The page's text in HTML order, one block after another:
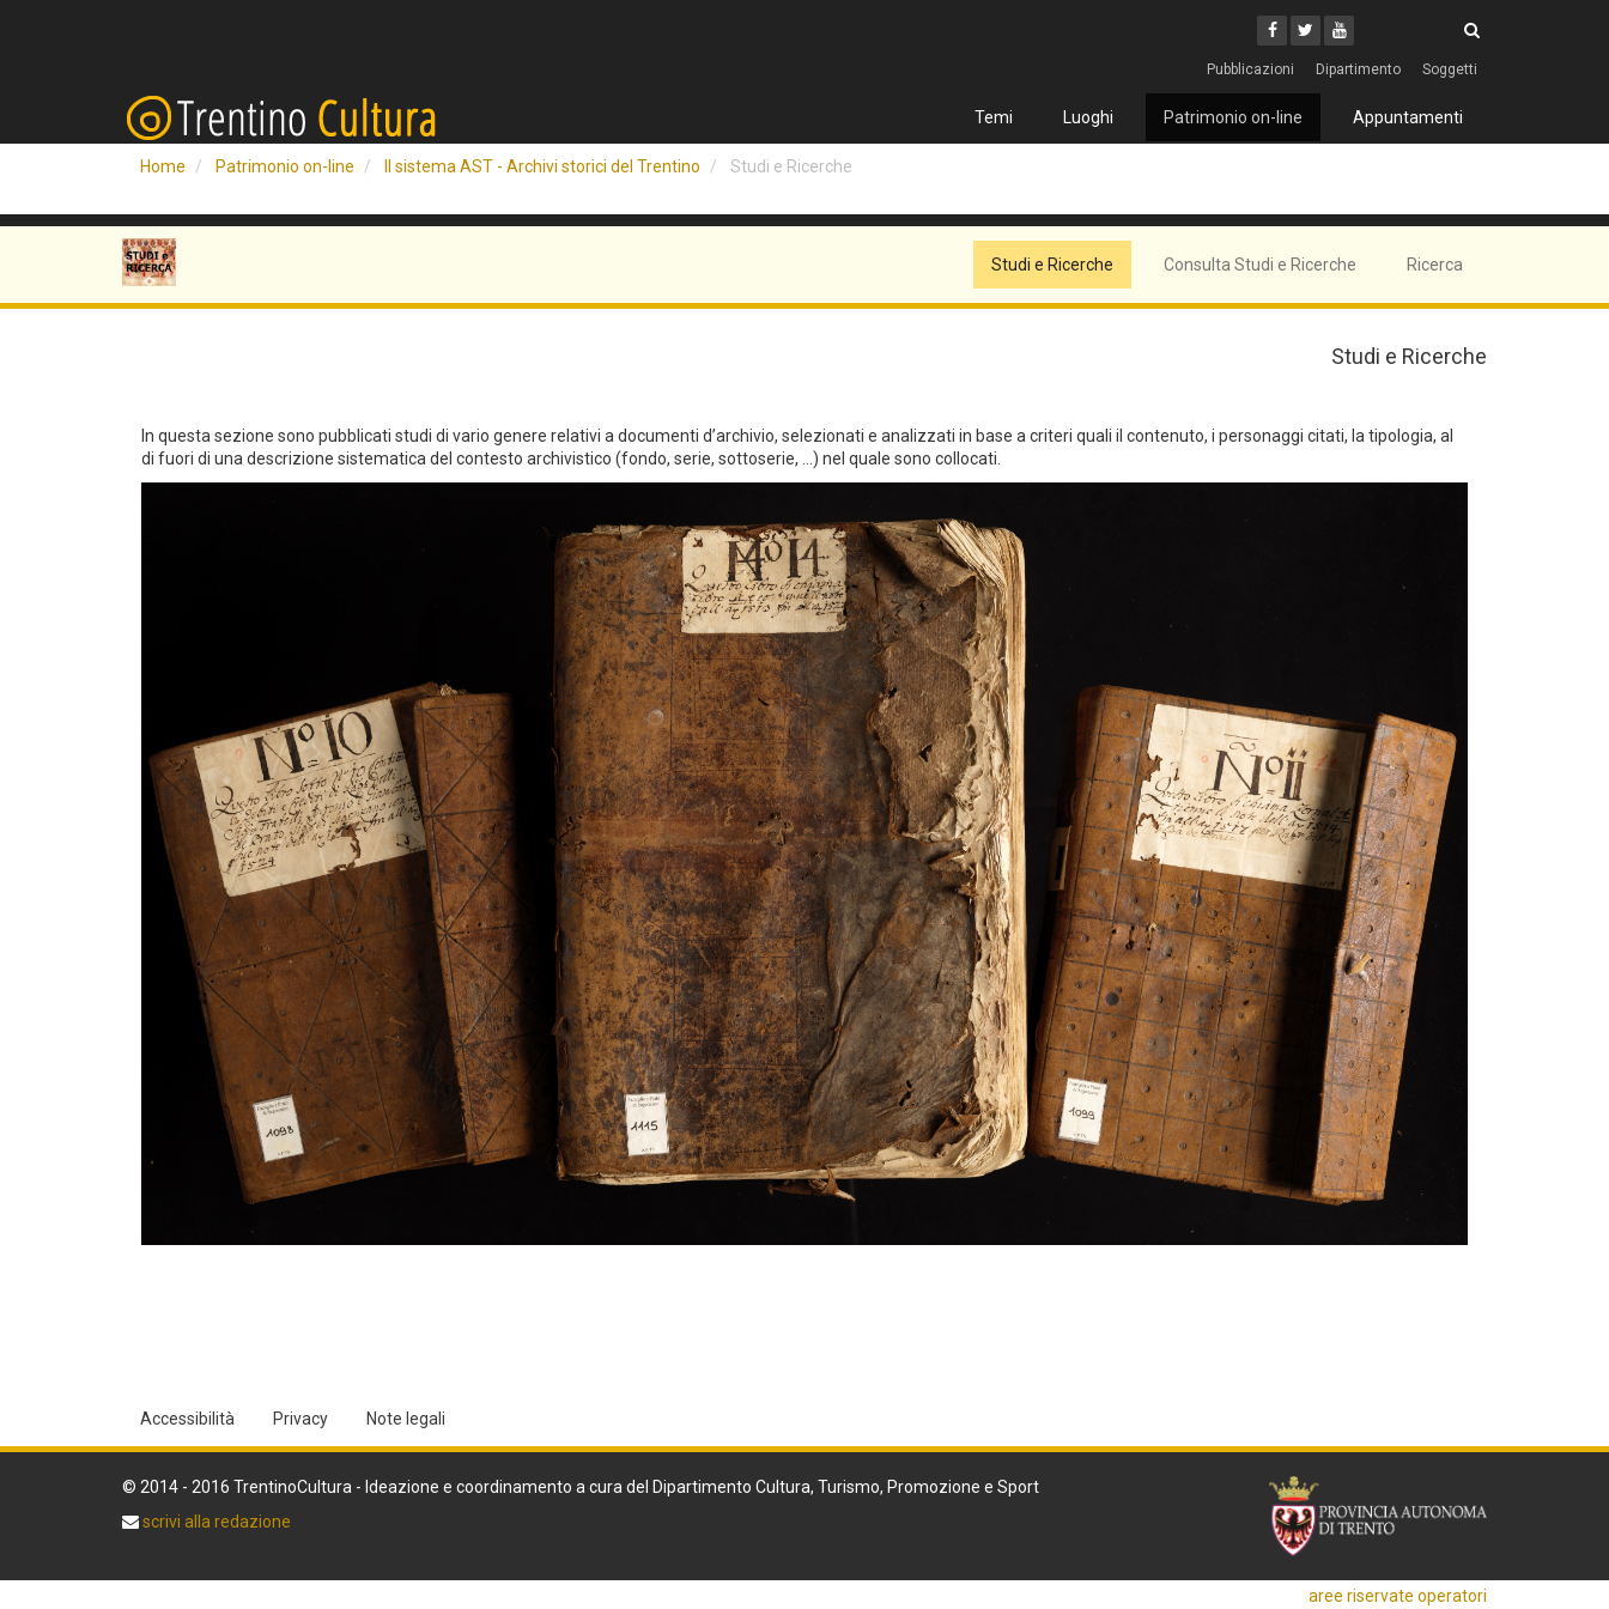
Facebook
Twitter
Youtube
Pubblicazioni Dipartimento Soggetti
Temi Luoghi Patrimonio on-line Appuntamenti
Home Patrimonio on-line Il sistema AST - Archivi storici del Trentino Studi e Ricerche
Studi e Ricerche Consulta Studi e Ricerche Ricerca
Studi e Ricerche
In questa sezione sono pubblicati studi di vario genere relativi a documenti d’archivio, selezionati e analizzati in base a criteri quali il contenuto, i personaggi citati, la tipologia, al
di fuori di una descrizione sistematica del contesto archivistico (fondo, serie, sottoserie, ...) nel quale sono collocati.
Accessibilità Privacy Note legali
© 2014 - 2016 TrentinoCultura - Ideazione e coordinamento a cura del Dipartimento Cultura, Turismo, Promozione e Sport
scrivi alla redazione
aree riservate operatori